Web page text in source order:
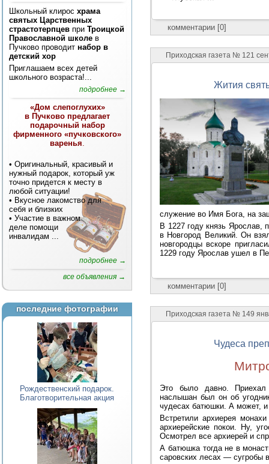
Школьный клирос храма
святых Царственных
страстотерпцев при Троицкой
Православной школе в
Пучково проводит набор в
детский хор
Приглашаем всех детей
школьного возраста!...
подробнее →
«Дом слепоглухих»
в Пучково предлагает
подарочный набор
фирменного «пучковского»
варенья.
• Оригинальный, красивый и
нужный подарок, который уж
точно придется к месту в
любой ситуации!
• Вкусное лакомство для
себя и близких
• Участие в важном
деле помощи
инвалидам ...
подробнее →
все объявления →
последние фотографии
Рождественский подарок.
Благотворительная акция
комментарии [0]
Приходская газета № 121
Жития
служение во Имя Бога, на
В 1227 году князь Ярослав,
в Новгород Великий. Он
новгородцы вскоре
1229 году Ярослав ушел в
комментарии [0]
Приходская газета № 149
Чудеса
Это было давно. Приехал
наслышан был он об
чудесах батюшки. А может,
Встретили архиерея
архиерейские покои. Ну,
Осмотрел все архиерей и
А батюшка тогда не в
саровских лесах — сугробы